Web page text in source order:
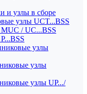
и узлы в сборе
узлы UCT...BSS
/ UC...BSS
узлы
узлы
узлы UP.../